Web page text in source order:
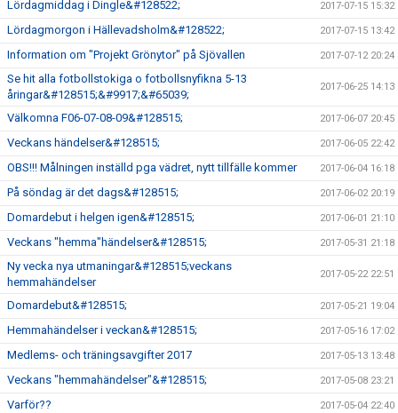
Lördagmiddag i Dingle&#128522; 2017-07-15 15:32
Lördagmorgon i Hällevadsholm&#128522; 2017-07-15 13:42
Information om "Projekt Grönytor" på Sjövallen 2017-07-12 20:24
Se hit alla fotbollstokiga o fotbollsnyfikna 5-13
åringar&#128515;&#9917;&#65039;
2017-06-25 14:13
Välkomna F06-07-08-09&#128515; 2017-06-07 20:45
Veckans händelser&#128515; 2017-06-05 22:42
OBS!!! Målningen inställd pga vädret, nytt tillfälle kommer 2017-06-04 16:18
På söndag är det dags&#128515; 2017-06-02 20:19
Domardebut i helgen igen&#128515; 2017-06-01 21:10
Veckans "hemma"händelser&#128515; 2017-05-31 21:18
Ny vecka nya utmaningar&#128515;veckans
hemmahändelser
2017-05-22 22:51
Domardebut&#128515; 2017-05-21 19:04
Hemmahändelser i veckan&#128515; 2017-05-16 17:02
Medlems- och träningsavgifter 2017 2017-05-13 13:48
Veckans "hemmahändelser"&#128515; 2017-05-08 23:21
Varför?? 2017-05-04 22:40